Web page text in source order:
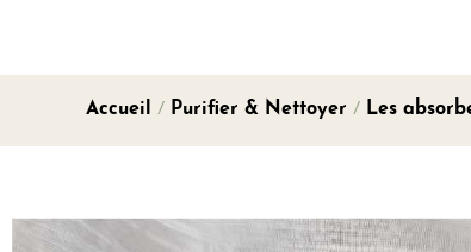
Accueil / Purifier & Nettoyer / Les